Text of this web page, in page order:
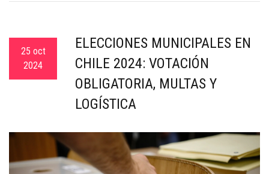
25 oct
2024
ELECCIONES MUNICIPALES EN
CHILE 2024: VOTACIÓN
OBLIGATORIA, MULTAS Y
LOGÍSTICA